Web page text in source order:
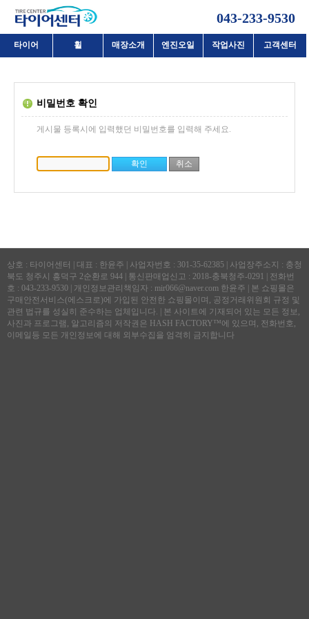
043-233-9530
타이어 휠 매장소개 엔진오일 작업사진 고객센터
비밀번호 확인
게시물 등록시에 입력했던 비밀번호를 입력해 주세요.
상호 : 타이어센터 | 대표 : 한윤주 | 사업자번호 : 301-35-62385 | 사업장주소지 : 충청
북도 청주시 흥덕구 2순환로 944 | 통신판매업신고 : 2018-충북청주-0291 | 전화번
호 : 043-233-9530 | 개인정보관리책임자 : mir066@naver.com 한윤주 | 본 쇼핑몰은
구매안전서비스(에스크로)에 가입된 안전한 쇼핑몰이며, 공정거래위원회 규정 및
관련 법규를 성실히 준수하는 업체입니다. | 본 사이트에 기재되어 있는 모든 정보,
사진과 프로그램, 알고리즘의 저작권은 HASH FACTORY™에 있으며, 전화번호,
이메일등 모든 개인정보에 대해 외부수집을 엄격히 금지합니다